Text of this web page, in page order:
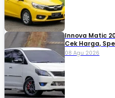
Innova Matic
Cek Harga,
08 Agu 2026